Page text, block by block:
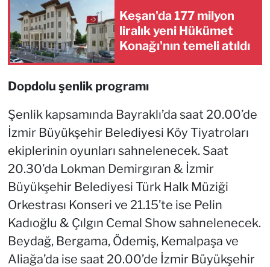
Keşan'da 177 milyon
liralık yeni Hükümet
Konağı'nın temeli atıldı
Dopdolu şenlik programı
Şenlik kapsamında Bayraklı’da saat 20.00’de
İzmir Büyükşehir Belediyesi Köy Tiyatroları
ekiplerinin oyunları sahnelenecek. Saat
20.30’da Lokman Demirgıran & İzmir
Büyükşehir Belediyesi Türk Halk Müziği
Orkestrası Konseri ve 21.15’te ise Pelin
Kadıoğlu & Çılgın Cemal Show sahnelenecek.
Beydağ, Bergama, Ödemiş, Kemalpaşa ve
Aliağa’da ise saat 20.00’de İzmir Büyükşehir